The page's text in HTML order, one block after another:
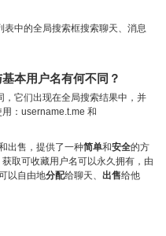
中的全局搜索框搜索聊天、消息
本用户名有何不同？
，它们出现在全局搜索结果中，并
：username.t.me 和
出售，提供了一种简单和安全的方
取可收藏用户名可以永久拥有，由
以自由地分配给聊天、 出售给他